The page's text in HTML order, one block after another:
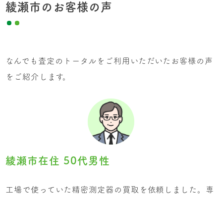
綾瀬市のお客様の声
なんでも査定のトータルをご利用いただいたお客様の声
をご紹介します。
綾瀬市在住 50代男性
工場で使っていた精密測定器の買取を依頼しました。専